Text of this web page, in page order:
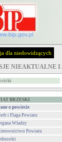
dla niedowidzących
NIEAKTUALNE
BRZESKI
o powiecie
i Flaga Powiatu
Władzy
Powiatu